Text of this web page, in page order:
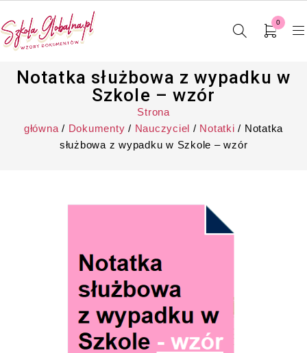
0
Notatka służbowa z wypadku w
Szkole – wzór
Strona
główna / Dokumenty / Nauczyciel / Notatki / Notatka
służbowa z wypadku w Szkole – wzór